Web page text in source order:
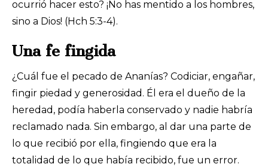
ocurrió hacer esto? ¡No has mentido a los hombres,
sino a Dios! (Hch 5:3-4).
Una fe fingida
¿Cuál fue el pecado de Ananías? Codiciar, engañar,
fingir piedad y generosidad. Él era el dueño de la
heredad, podía haberla conservado y nadie habría
reclamado nada. Sin embargo, al dar una parte de
lo que recibió por ella, fingiendo que era la
totalidad de lo que había recibido, fue un error.